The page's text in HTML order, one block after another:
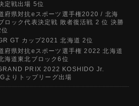
定戦出場 5位
府県対抗eスポーツ選手権2020 / 北海
ロック代表決定戦 敗者復活戦 2 位 決勝
GT カップ2021 北海道 2位
府県対抗eスポーツ選手権 2022 北海道
道東北ブロック6位
PRIX 2022 KOSHIDO Jr.
よりトップリーグ出場